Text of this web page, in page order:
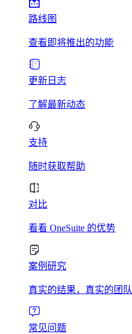
路线图
查看即将推出的功能
更新日志
了解最新动态
支持
随时获取帮助
对比
看看 OneSuite 的优势
案例研究
真实的结果，真实的团队
常见问题